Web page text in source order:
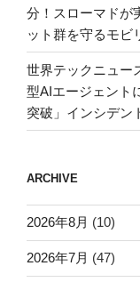
分！スローマドが
ット群を守るモビ
世界テックニュー
型AIエージェント
突破」インシデン
ARCHIVE
2026年8月 (10)
2026年7月 (47)